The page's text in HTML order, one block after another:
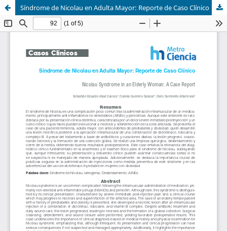
Síndrome de Nicolau en Adulta Mayor: Reporte de Caso Clínico